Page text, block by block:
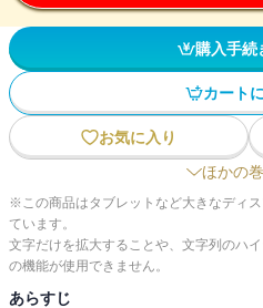
購入手続
カート
お気に入り
ほかの
※この商品はタブレットなど大きなディ
ています。
文字だけを拡大することや、文字列のハ
の機能が使用できません。
あらすじ